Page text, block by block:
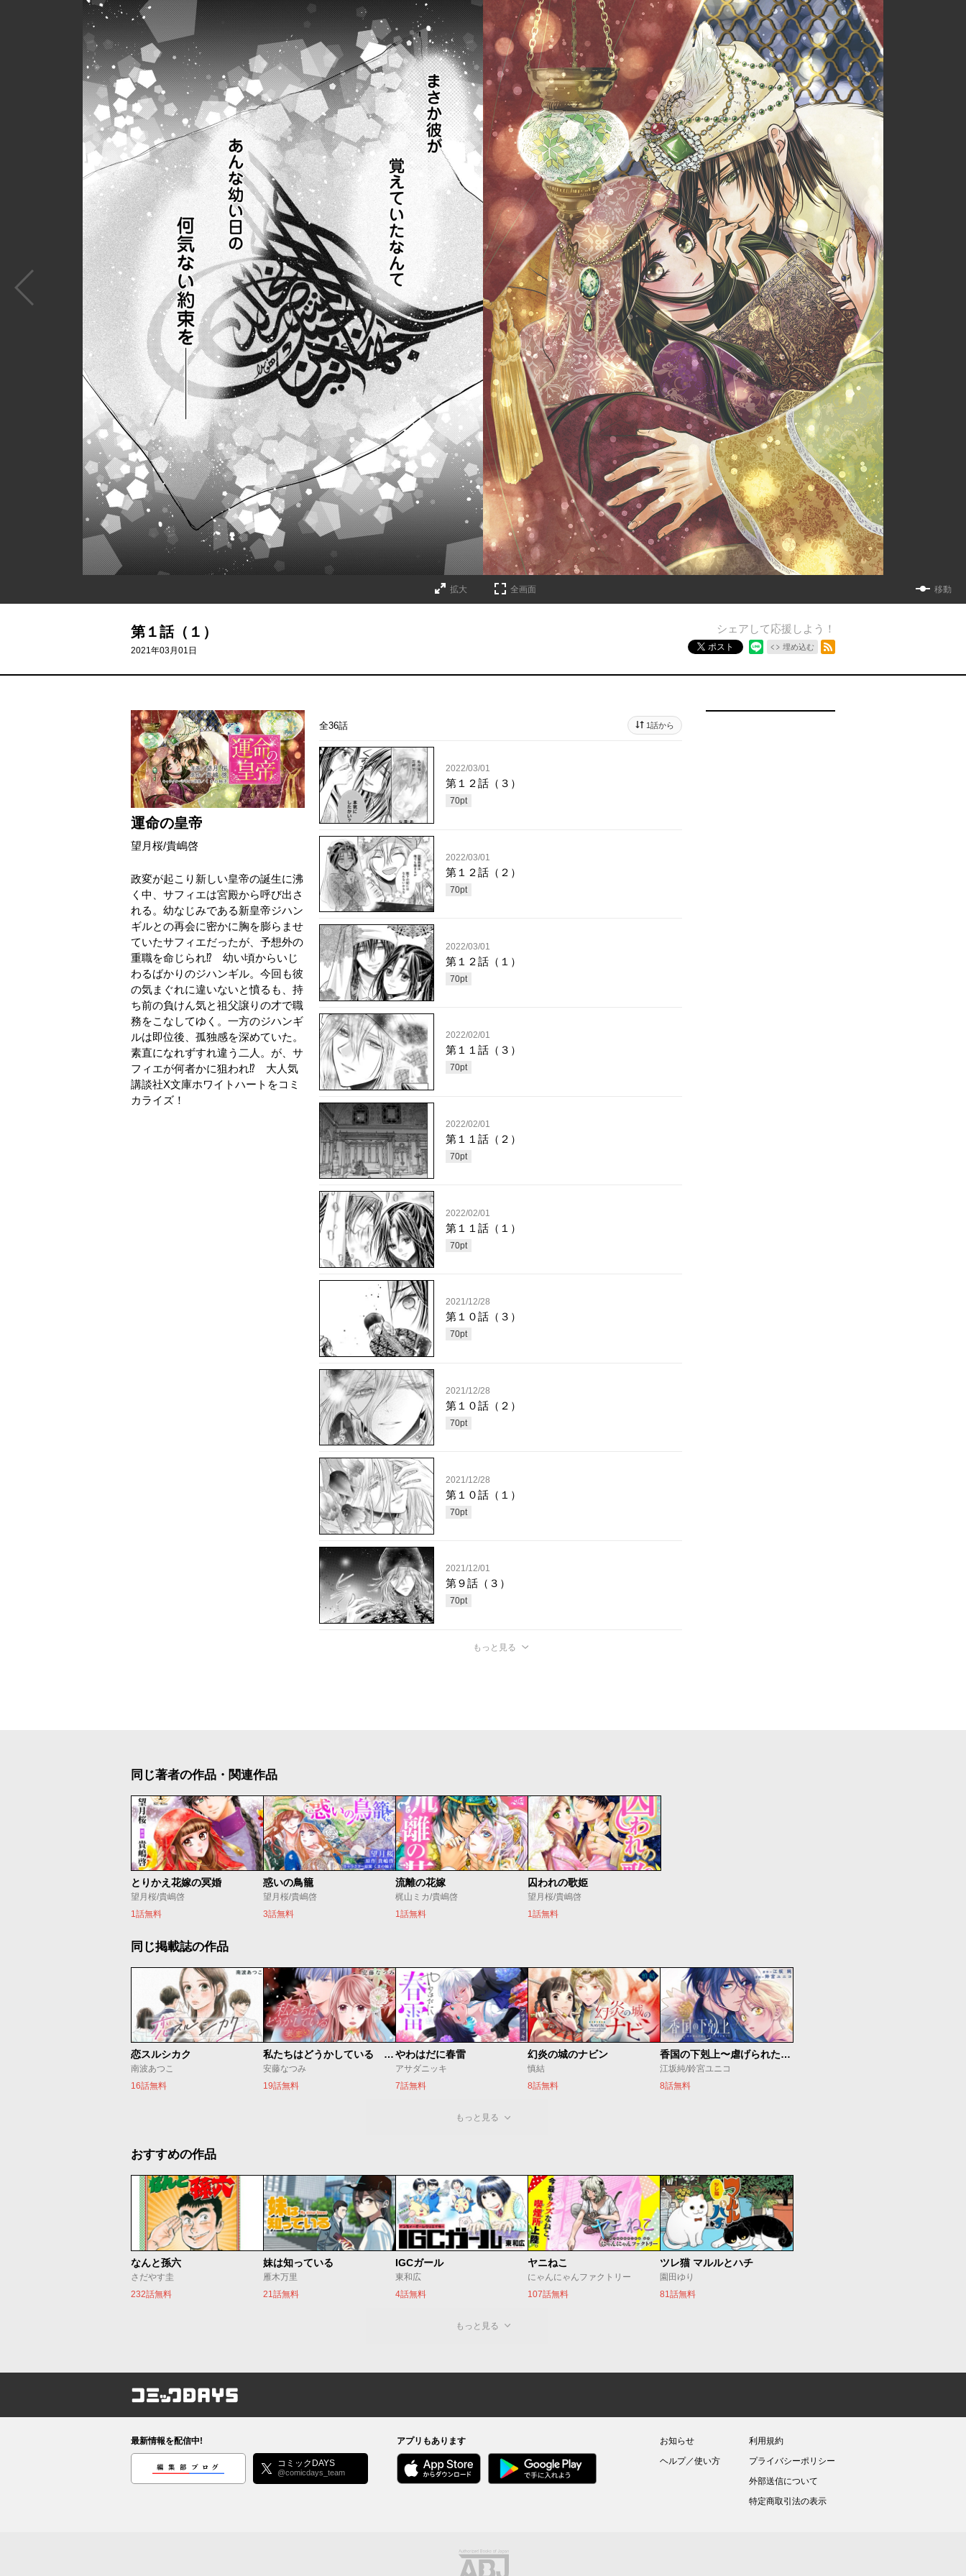
拡大 全画面 移動
第１話（１）
2021年03月01日
シェアして応援しよう！
ポスト 埋め込む
運命の皇帝
望月桜/貴嶋啓
政変が起こり新しい皇帝の誕生に沸
く中、サフィエは宮殿から呼び出さ
れる。幼なじみである新皇帝ジハン
ギルとの再会に密かに胸を膨らませ
ていたサフィエだったが、予想外の
重職を命じられ⁉ 幼い頃からいじ
わるばかりのジハンギル。今回も彼
の気まぐれに違いないと憤るも、持
ち前の負けん気と祖父譲りの才で職
務をこなしてゆく。一方のジハンギ
ルは即位後、孤独感を深めていた。
素直になれずすれ違う二人。が、サ
フィエが何者かに狙われ⁉ 大人気
講談社X文庫ホワイトハートをコミ
カライズ！
全36話 1話から
2022/03/01
第１２話（３）
70pt
2022/03/01
第１２話（２）
70pt
2022/03/01
第１２話（１）
70pt
2022/02/01
第１１話（３）
70pt
2022/02/01
第１１話（２）
70pt
2022/02/01
第１１話（１）
70pt
2021/12/28
第１０話（３）
70pt
2021/12/28
第１０話（２）
70pt
2021/12/28
第１０話（１）
70pt
2021/12/01
第９話（３）
70pt
もっと見る
同じ著者の作品・関連作品
とりかえ花嫁の冥婚
望月桜/貴嶋啓
1話無料
惑いの鳥籠
望月桜/貴嶋啓
3話無料
流離の花嫁
梶山ミカ/貴嶋啓
1話無料
囚われの歌姫
望月桜/貴嶋啓
1話無料
同じ掲載誌の作品
恋スルシカク
南波あつこ
16話無料
私たちはどうかしている 妻恋い
安藤なつみ
19話無料
やわはだに春雷
アサダニッキ
7話無料
幻炎の城のナビン
慎結
8話無料
香国の下剋上〜虐げられた調香師は不遇の皇子と天下を狙う〜
江坂純/鈴宮ユニコ
8話無料
もっと見る
おすすめの作品
なんと孫六
さだやす圭
232話無料
妹は知っている
雁木万里
21話無料
IGCガール
東和広
4話無料
ヤニねこ
にゃんにゃんファクトリー
107話無料
ツレ猫 マルルとハチ
園田ゆり
81話無料
もっと見る
コミックDAYS
最新情報を配信中!
編集部ブログ コミックDAYS
@comicdays_team
アプリもあります
お知らせ
ヘルプ／使い方
利用規約
プライバシーポリシー
外部送信について
特定商取引法の表示